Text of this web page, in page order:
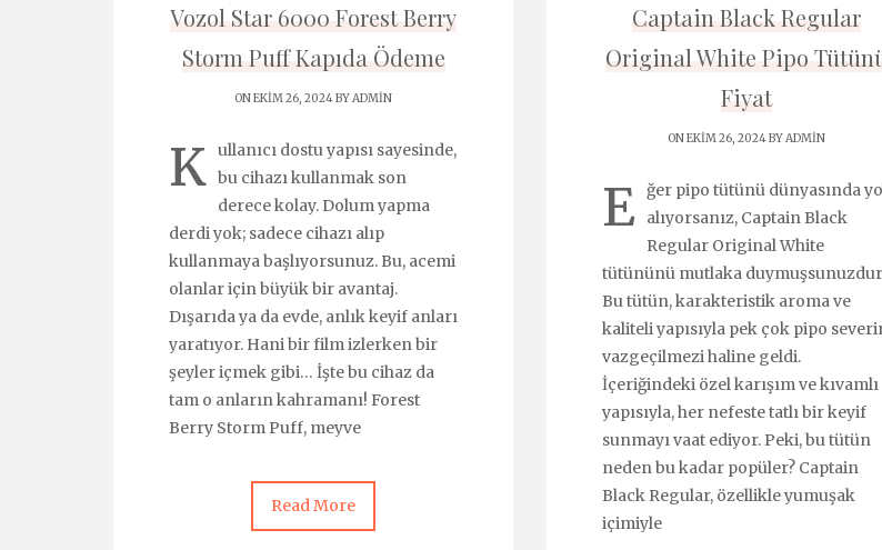
Vozol Star 6000 Forest Berry
Storm Puff Kapıda Ödeme
ON EKIM 26, 2024 BYADMIN
K ullanıcı dostu yapısı sayesinde,
bu cihazı kullanmak son
derece kolay. Dolum yapma
derdi yok; sadece cihazı alıp
kullanmaya başlıyorsunuz. Bu, acemi
olanlar için büyük bir avantaj.
Dışarıda ya da evde, anlık keyif anları
yaratıyor. Hani bir film izlerken bir
şeyler içmek gibi… İşte bu cihaz da
tam o anların kahramanı! Forest
Berry Storm Puff, meyve
Read More
Captain Black Regular
Original White Pipo
Fiyat
ON EKIM 26, 2024 BYADMIN
E ğer pipo tütünü dünyasında
alıyorsanız, Captain Black
Regular Original White
tütününü mutlaka
Bu tütün, karakteristik aroma ve
kaliteli yapısıyla pek çok pipo
vazgeçilmezi haline geldi.
İçeriğindeki özel karışım ve kıvamlı
yapısıyla, her nefeste tatlı bir keyif
sunmayı vaat ediyor. Peki, bu tütün
neden bu kadar popüler? Captain
Black Regular, özellikle yumuşak
içimiyle